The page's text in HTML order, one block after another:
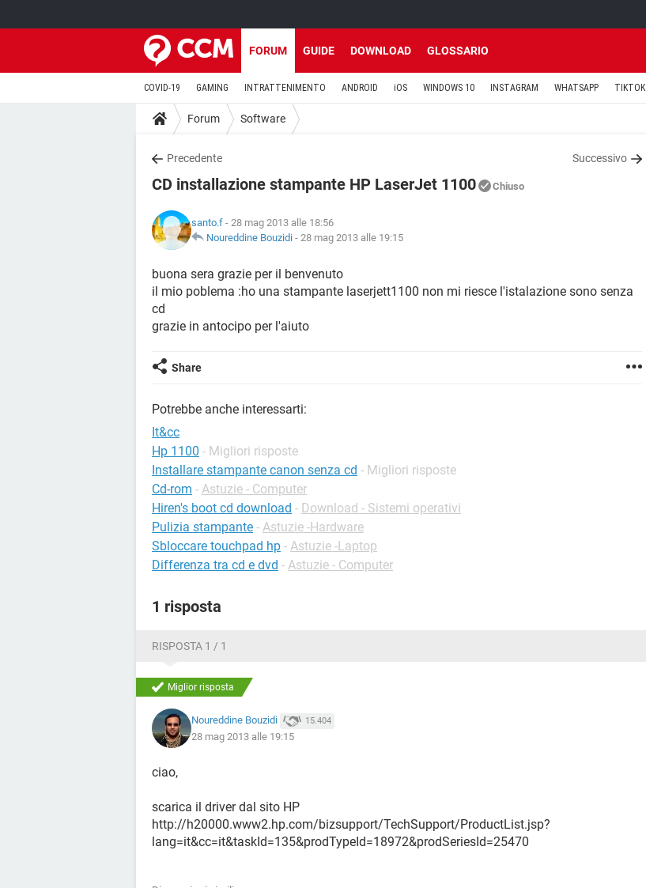
FORUM GUIDE DOWNLOAD GLOSSARIO
COVID-19 GAMING INTRATTENIMENTO ANDROID iOS WINDOWS 10 INSTAGRAM WHATSAPP TIKTOK
Forum Software
Precedente Successivo
CD installazione stampante HP LaserJet 1100 Chiuso
santo.f - 28 mag 2013 alle 18:56
Noureddine Bouzidi - 28 mag 2013 alle 19:15
buona sera grazie per il benvenuto
il mio poblema :ho una stampante laserjett1100 non mi riesce l'istalazione sono senza
cd
grazie in antocipo per l'aiuto
Share
Potrebbe anche interessarti:
It&cc
Hp 1100 - Migliori risposte
Installare stampante canon senza cd - Migliori risposte
Cd-rom - Astuzie - Computer
Hiren's boot cd download - Download - Sistemi operativi
Pulizia stampante - Astuzie -Hardware
Sbloccare touchpad hp - Astuzie -Laptop
Differenza tra cd e dvd - Astuzie - Computer
1 risposta
RISPOSTA 1 / 1
Miglior risposta
Noureddine Bouzidi 15.404
28 mag 2013 alle 19:15
ciao,
scarica il driver dal sito HP
http://h20000.www2.hp.com/bizsupport/TechSupport/ProductList.jsp?
lang=it&cc=it&taskId=135&prodTypeId=18972&prodSeriesId=25470